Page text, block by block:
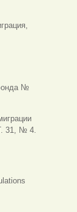
№
31, № 4.